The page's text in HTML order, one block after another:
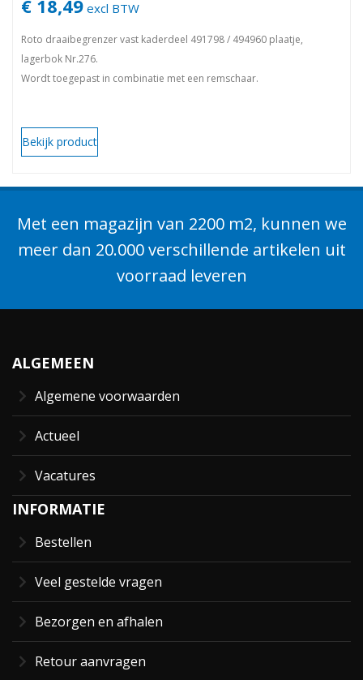
€ 18,49 excl BTW
Roto draaibegrenzer vast kaderdeel 491798 / 494960 plaatje,
lagerbok Nr.276.
Wordt toegepast in combinatie met een remschaar.
Bekijk product
Met een magazijn van 2200 m2, kunnen we
meer dan 20.000 verschillende artikelen uit
voorraad leveren
ALGEMEEN
Algemene voorwaarden
Actueel
Vacatures
INFORMATIE
Bestellen
Veel gestelde vragen
Bezorgen en afhalen
Retour aanvragen